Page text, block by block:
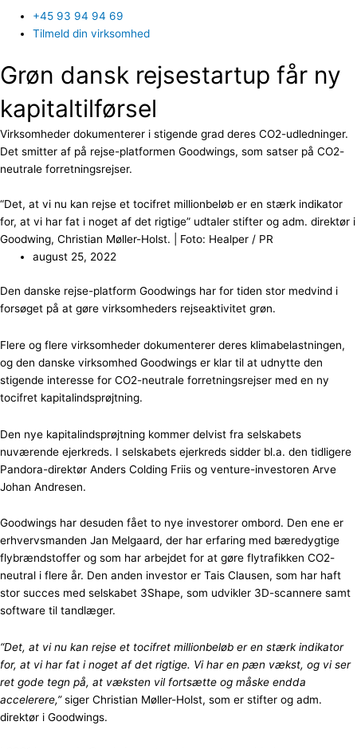
+45 93 94 94 69
Tilmeld din virksomhed
Grøn dansk rejsestartup får ny
kapitaltilførsel
Virksomheder dokumenterer i stigende grad deres CO2-udledninger.
Det smitter af på rejse-platformen Goodwings, som satser på CO2-
neutrale forretningsrejser.
“Det, at vi nu kan rejse et tocifret millionbeløb er en stærk indikator
for, at vi har fat i noget af det rigtige” udtaler stifter og adm. direktør i
Goodwing, Christian Møller-Holst. | Foto: Healper / PR
august 25, 2022
Den danske rejse-platform Goodwings har for tiden stor medvind i
forsøget på at gøre virksomheders rejseaktivitet grøn.
Flere og flere virksomheder dokumenterer deres klimabelastningen,
og den danske virksomhed Goodwings er klar til at udnytte den
stigende interesse for CO2-neutrale forretningsrejser med en ny
tocifret kapitalindsprøjtning.
Den nye kapitalindsprøjtning kommer delvist fra selskabets
nuværende ejerkreds. I selskabets ejerkreds sidder bl.a. den tidligere
Pandora-direktør Anders Colding Friis og venture-investoren Arve
Johan Andresen.
Goodwings har desuden fået to nye investorer ombord. Den ene er
erhvervsmanden Jan Melgaard, der har erfaring med bæredygtige
flybrændstoffer og som har arbejdet for at gøre flytrafikken CO2-
neutral i flere år. Den anden investor er Tais Clausen, som har haft
stor succes med selskabet 3Shape, som udvikler 3D-scannere samt
software til tandlæger.
“Det, at vi nu kan rejse et tocifret millionbeløb er en stærk indikator
for, at vi har fat i noget af det rigtige. Vi har en pæn vækst, og vi ser
ret gode tegn på, at væksten vil fortsætte og måske endda
accelerere,”siger Christian Møller-Holst, som er stifter og adm.
direktør i Goodwings.